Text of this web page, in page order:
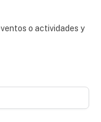
o actividades y